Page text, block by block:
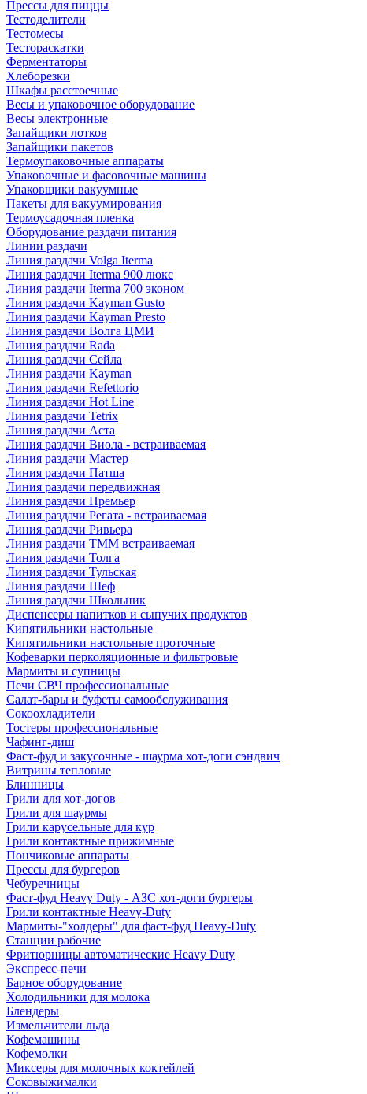
Прессы для пиццы
Тестоделители
Тестомесы
Тестораскатки
Ферментаторы
Хлеборезки
Шкафы расстоечные
Весы и упаковочное оборудование
Весы электронные
Запайщики лотков
Запайщики пакетов
Термоупаковочные аппараты
Упаковочные и фасовочные машины
Упаковщики вакуумные
Пакеты для вакуумирования
Термоусадочная пленка
Оборудование раздачи питания
Линии раздачи
Линия раздачи Volga Iterma
Линия раздачи Iterma 900 люкс
Линия раздачи Iterma 700 эконом
Линия раздачи Kayman Gusto
Линия раздачи Kayman Presto
Линия раздачи Волга ЦМИ
Линия раздачи Rada
Линия раздачи Сейла
Линия раздачи Kayman
Линия раздачи Refettorio
Линия раздачи Hot Line
Линия раздачи Tetrix
Линия раздачи Аста
Линия раздачи Виола - встраиваемая
Линия раздачи Мастер
Линия раздачи Патша
Линия раздачи передвижная
Линия раздачи Премьер
Линия раздачи Регата - встраиваемая
Линия раздачи Ривьера
Линия раздачи ТММ встраиваемая
Линия раздачи Толга
Линия раздачи Тульская
Линия раздачи Шеф
Линия раздачи Школьник
Диспенсеры напитков и сыпучих продуктов
Кипятильники настольные
Кипятильники настольные проточные
Кофеварки перколяционные и фильтровые
Мармиты и супницы
Печи СВЧ профессиональные
Салат-бары и буфеты самообслуживания
Сокоохладители
Тостеры профессиональные
Чафинг-диш
Фаст-фуд и закусочные - шаурма хот-доги сэндвич
Витрины тепловые
Блинницы
Грили для хот-догов
Грили для шаурмы
Грили карусельные для кур
Грили контактные прижимные
Пончиковые аппараты
Прессы для бургеров
Чебуречницы
Фаст-фуд Heavy Duty - АЗС хот-доги бургеры
Грили контактные Heavy-Duty
Мармиты-"холдеры" для фаст-фуд Heavy-Duty
Станции рабочие
Фритюрницы автоматические Heavy Duty
Экспресс-печи
Барное оборудование
Холодильники для молока
Блендеры
Измельчители льда
Кофемашины
Кофемолки
Миксеры для молочных коктейлей
Соковыжималки